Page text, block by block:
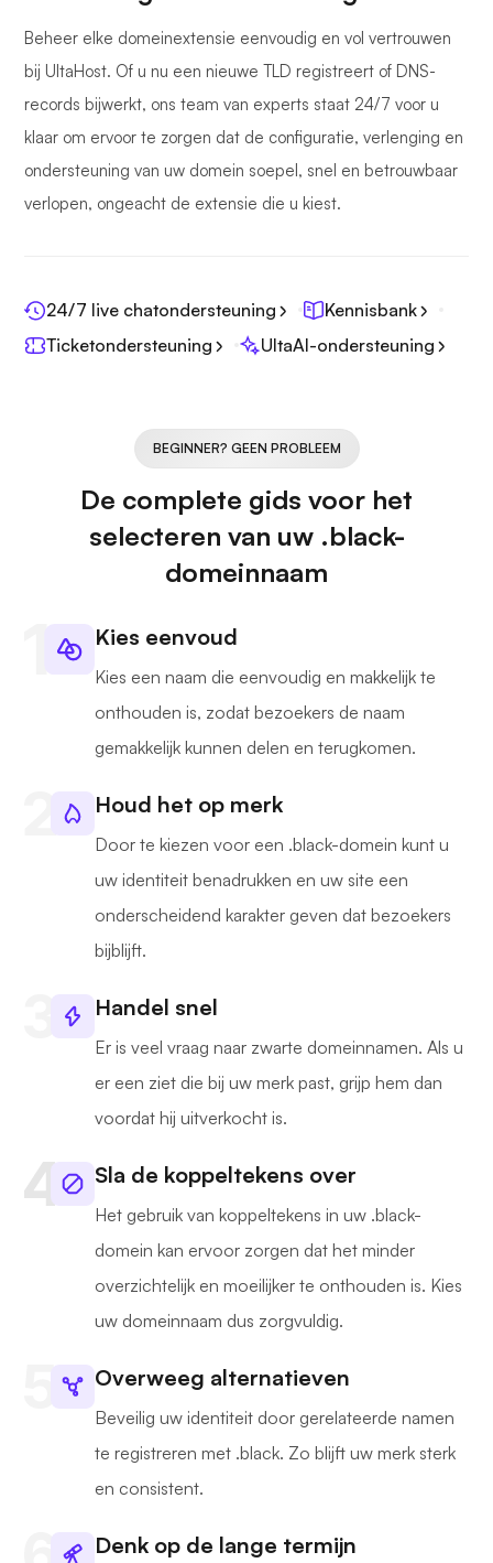
Beheer elke domeinextensie eenvoudig en vol vertrouwen
bij UltaHost. Of u nu een nieuwe TLD registreert of DNS-
records bijwerkt, ons team van experts staat 24/7 voor u
klaar om ervoor te zorgen dat de configuratie, verlenging en
ondersteuning van uw domein soepel, snel en betrouwbaar
verlopen, ongeacht de extensie die u kiest.
24/7 live chatondersteuning
Kennisbank
Ticketondersteuning
UltaAI-ondersteuning
BEGINNER? GEEN PROBLEEM
De complete gids voor het
selecteren van uw .black-
domeinnaam
Kies eenvoud
Kies een naam die eenvoudig en makkelijk te
onthouden is, zodat bezoekers de naam
gemakkelijk kunnen delen en terugkomen.
Houd het op merk
Door te kiezen voor een .black-domein kunt u
uw identiteit benadrukken en uw site een
onderscheidend karakter geven dat bezoekers
bijblijft.
Handel snel
Er is veel vraag naar zwarte domeinnamen. Als u
er een ziet die bij uw merk past, grijp hem dan
voordat hij uitverkocht is.
Sla de koppeltekens over
Het gebruik van koppeltekens in uw .black-
domein kan ervoor zorgen dat het minder
overzichtelijk en moeilijker te onthouden is. Kies
uw domeinnaam dus zorgvuldig.
Overweeg alternatieven
Beveilig uw identiteit door gerelateerde namen
te registreren met .black. Zo blijft uw merk sterk
en consistent.
Denk op de lange termijn